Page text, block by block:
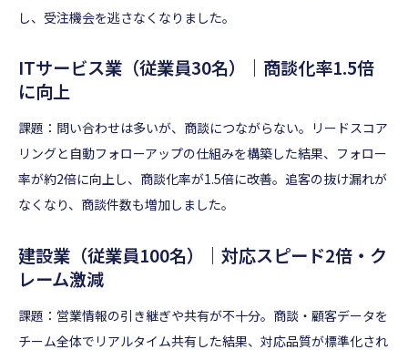
し、受注機会を逃さなくなりました。
ITサービス業（従業員30名）｜商談化率1.5倍
に向上
課題：問い合わせは多いが、商談につながらない。リードスコア
リングと自動フォローアップの仕組みを構築した結果、フォロー
率が約2倍に向上し、商談化率が1.5倍に改善。追客の抜け漏れが
なくなり、商談件数も増加しました。
建設業（従業員100名）｜対応スピード2倍・ク
レーム激減
課題：営業情報の引き継ぎや共有が不十分。商談・顧客データを
チーム全体でリアルタイム共有した結果、対応品質が標準化され